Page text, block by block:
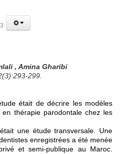
, Amina Gharibi
299.
était de décrire les modèles
thérapie parodontale chez les
une étude transversale. Une
enregistrées a été menée
et semi-publique au Maroc.